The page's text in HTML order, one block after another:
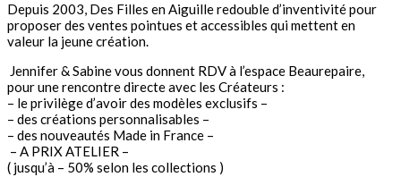
Depuis 2003, Des Filles en Aiguille redouble d’inventivité pour
proposer des ventes pointues et accessibles qui mettent en
valeur la jeune création.
Jennifer & Sabine vous donnent RDV à l’espace Beaurepaire,
pour une rencontre directe avec les Créateurs :
– le privilège d’avoir des modèles exclusifs –
– des créations personnalisables –
– des nouveautés Made in France –
– A PRIX ATELIER –
( jusqu’à – 50% selon les collections )